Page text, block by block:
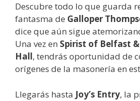
Descubre todo lo que guarda
fantasma de Galloper
dice que aún sigue
Una vez en Spirist of Belfast
Hall, tendrás oportunidad de
orígenes de la masonería en
Llegarás hasta Joy’s Entry, la